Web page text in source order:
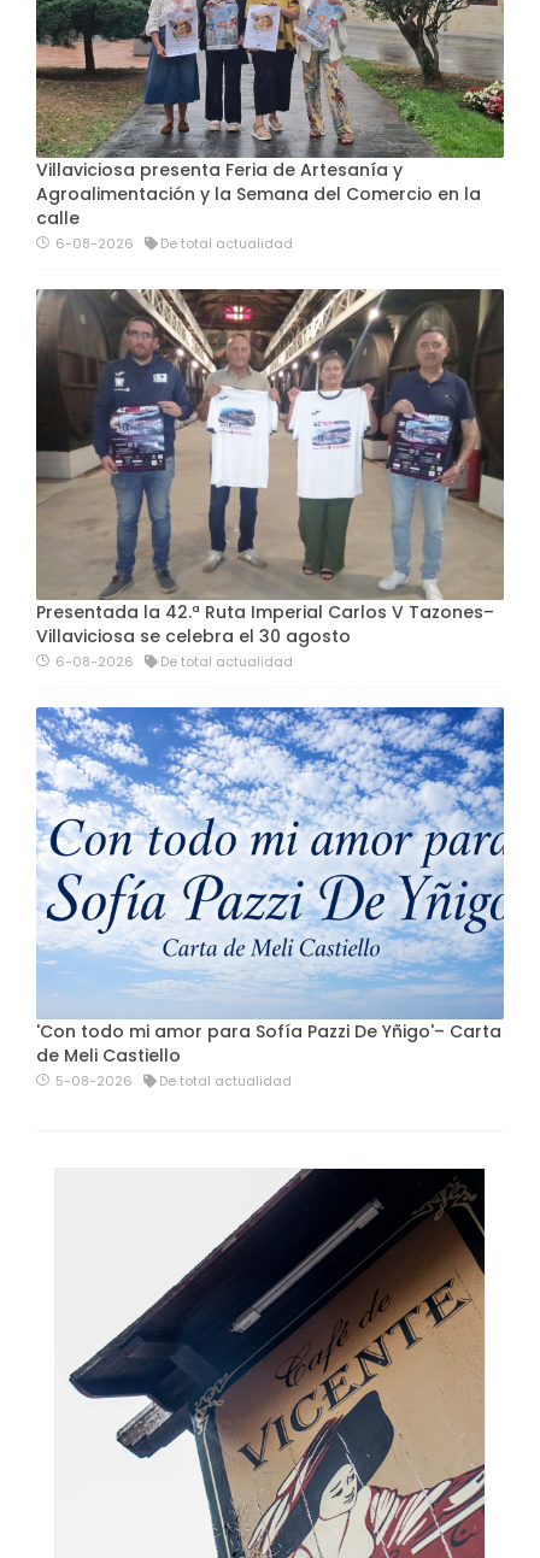
Villaviciosa presenta Feria de Artesanía y
Agroalimentación y la Semana del Comercio en la
calle
6-08-2026 De total actualidad
Presentada la 42.ª Ruta Imperial Carlos V Tazones–
Villaviciosa se celebra el 30 agosto
6-08-2026 De total actualidad
'Con todo mi amor para Sofía Pazzi De Yñigo'– Carta
de Meli Castiello
5-08-2026 De total actualidad